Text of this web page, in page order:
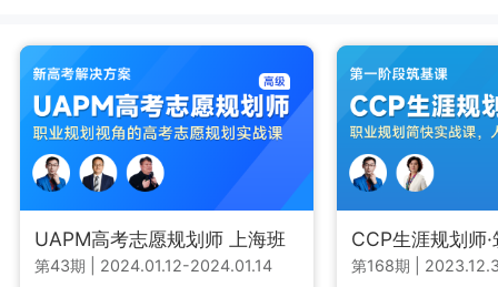
UAPM高考志愿规划师 上海班
第43期 2024.01.12-2024.01.14
CCP生涯规划师
第168期